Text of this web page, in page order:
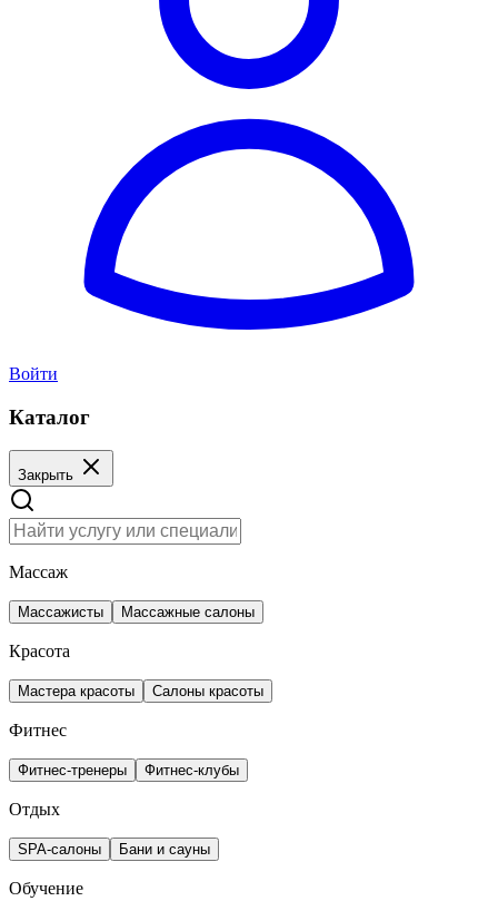
Войти
Каталог
Закрыть
Массаж
Массажисты Массажные салоны
Красота
Мастера красоты Салоны красоты
Фитнес
Фитнес-тренеры Фитнес-клубы
Отдых
SPA-салоны Бани и сауны
Обучение